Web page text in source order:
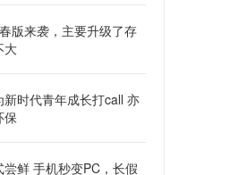
版来袭，主要升级了存
大
时代青年成长打call 亦
保
鲜 手机秒变PC，长假